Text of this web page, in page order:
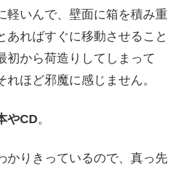
軽いんで、壁面に箱を積み重
あればすぐに移動させること
初から荷造りしてしまって
れほど邪魔に感じません。
やCD。
かりきっているので、真っ先